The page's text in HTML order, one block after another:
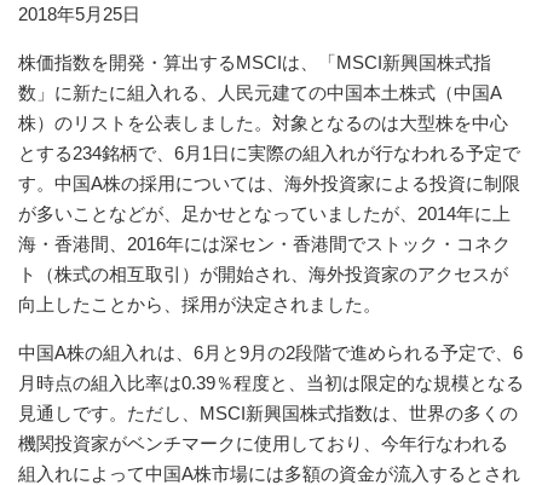
2018年5月25日
株価指数を開発・算出するMSCIは、「MSCI新興国株式指
数」に新たに組入れる、人民元建ての中国本土株式（中国A
株）のリストを公表しました。対象となるのは大型株を中心
とする234銘柄で、6月1日に実際の組入れが行なわれる予定で
す。中国A株の採用については、海外投資家による投資に制限
が多いことなどが、足かせとなっていましたが、2014年に上
海・香港間、2016年には深セン・香港間でストック・コネク
ト（株式の相互取引）が開始され、海外投資家のアクセスが
向上したことから、採用が決定されました。
中国A株の組入れは、6月と9月の2段階で進められる予定で、6
月時点の組入比率は0.39％程度と、当初は限定的な規模となる
見通しです。ただし、MSCI新興国株式指数は、世界の多くの
機関投資家がベンチマークに使用しており、今年行なわれる
組入れによって中国A株市場には多額の資金が流入するとされ